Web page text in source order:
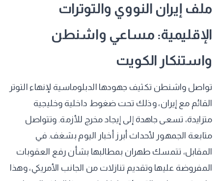
ملف إيران النووي والتوترات
الإقليمية: مساعي واشنطن
واستنكار الكويت
تواصل واشنطن تكثيف جهودها الدبلوماسية لإنهاء التوتر
القائم مع إيران، وذلك تحت ضغوط داخلية وخليجية
متزايدة، تسعى جاهدة إلى إيجاد مخرج للأزمة. وتتواصل
متابعة الجمهور لأحداث أبرز أخبار اليوم بشغف. في
المقابل، تتمسك طهران بمطالبها بشأن رفع العقوبات
المفروضة عليها وتقديم تنازلات من الجانب الأمريكي، وهذا